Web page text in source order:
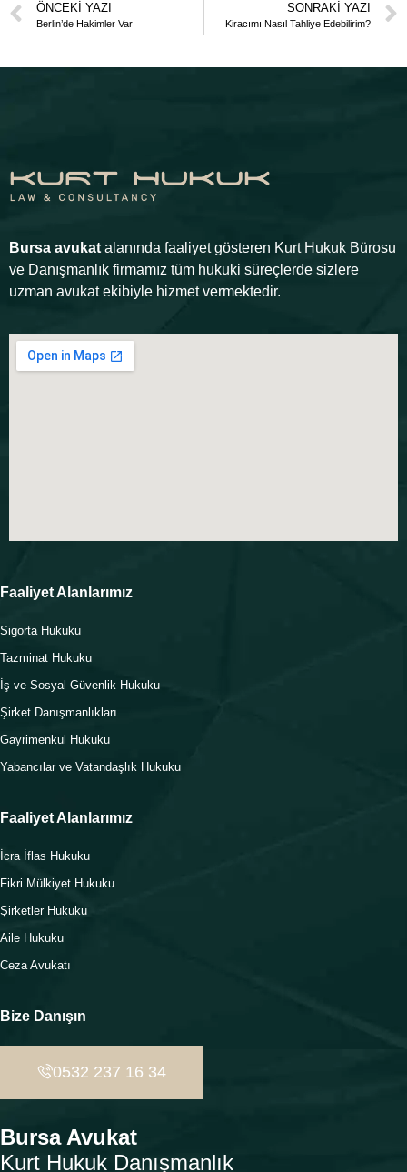
ÖNCEKI YAZI
Berlin’de Hakimler Var
SONRAKI YAZI
Kiracımı Nasıl Tahliye Edebilirim?
Bursa avukat alanında faaliyet gösteren Kurt Hukuk Bürosu
ve Danışmanlık firmamız tüm hukuki süreçlerde sizlere
uzman avukat ekibiyle hizmet vermektedir.
Faaliyet Alanlarımız
Sigorta Hukuku
Tazminat Hukuku
İş ve Sosyal Güvenlik Hukuku
Şirket Danışmanlıkları
Gayrimenkul Hukuku
Yabancılar ve Vatandaşlık Hukuku
Faaliyet Alanlarımız
İcra İflas Hukuku
Fikri Mülkiyet Hukuku
Şirketler Hukuku
Aile Hukuku
Ceza Avukatı
Bize Danışın
0532 237 16 34
Bursa Avukat
Kurt Hukuk Danışmanlık